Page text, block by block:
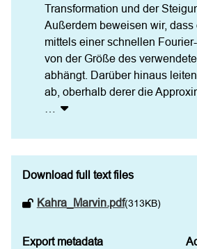
Transformation und der
Außerdem beweisen wir, dass
mittels einer schnellen
von der Größe des
abhängt. Darüber hinaus
ab, oberhalb derer die
Download full text files
Kahra_Marvin.pdf(313KB)
Export metadata